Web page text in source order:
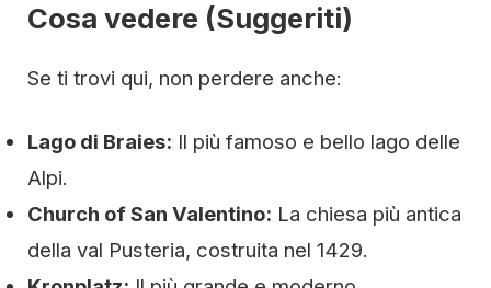
Cosa vedere (Suggeriti)
Se ti trovi qui, non perdere anche:
Lago di Braies: Il più famoso e bello lago delle
Alpi.
Church of San Valentino: La chiesa più antica
della val Pusteria, costruita nel 1429.